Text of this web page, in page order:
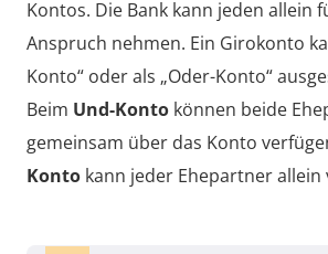
Kontos. Die Bank kann jeden allein
Anspruch nehmen. Ein Girokonto
Konto“ oder als „Oder-Konto“
Beim Und-Konto können beide
gemeinsam über das Konto
Konto kann jeder Ehepartner allein